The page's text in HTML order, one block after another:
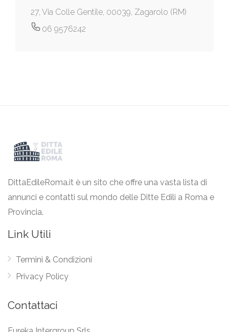
27, Via Colle Gentile, 00039, Zagarolo (RM)
06 9576242
DittaEdileRoma.it è un sito che offre una vasta lista di
annunci e contatti sul mondo delle Ditte Edili a Roma e
Provincia.
Link Utili
Termini & Condizioni
Privacy Policy
Contattaci